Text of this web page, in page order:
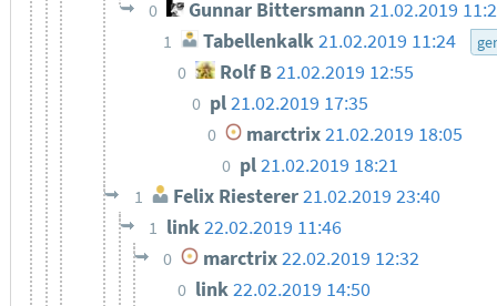
0 Gunnar Bittersmann 21.02.2019
1 Tabellenkalk21.02.2019 11:24
0 Rolf B21.02.2019 12:55
0 pl21.02.2019 17:35
0 marctrix21.02.2019 18:05
0 pl21.02.2019 18:21
1 Felix Riesterer21.02.2019 23:40
1 link22.02.2019 11:46
0 marctrix22.02.2019 12:32
0 link22.02.2019 14:50